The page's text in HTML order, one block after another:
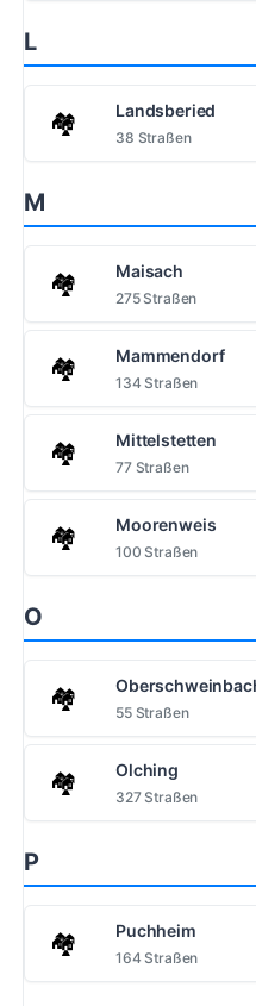
L
🏘️ Landsberied
38 Straßen
M
🏘️ Maisach
275 Straßen
🏘️ Mammendorf
134 Straßen
🏘️ Mittelstetten
77 Straßen
🏘️ Moorenweis
100 Straßen
O
🏘️ 55 Straßen
🏘️ Olching
327 Straßen
P
🏘️ Puchheim
164 Straßen